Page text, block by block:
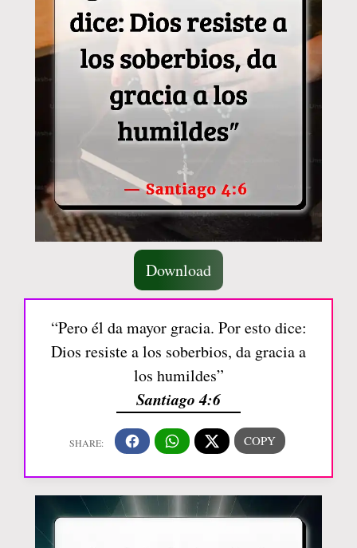
Download
“Pero él da mayor gracia. Por esto dice:
Dios resiste a los soberbios, da gracia a
los humildes”
Santiago 4:6